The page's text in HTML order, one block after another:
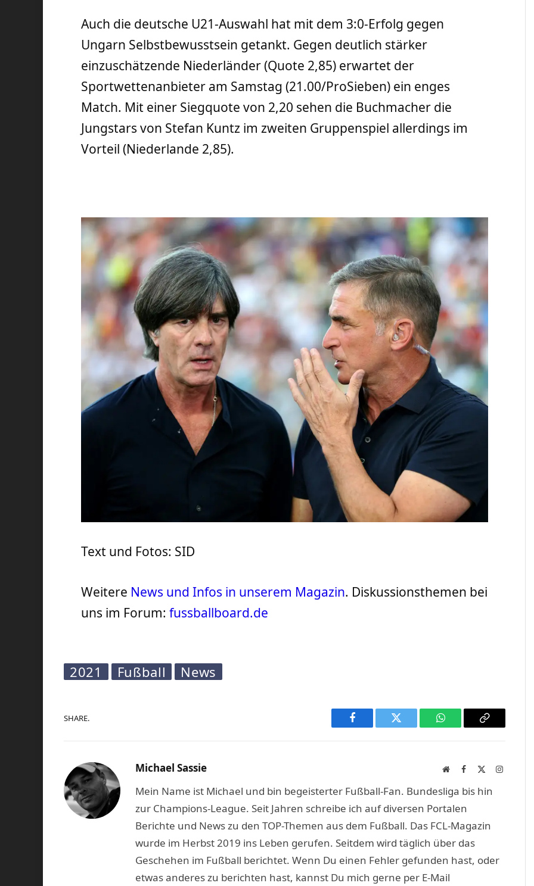
Auch die deutsche U21-Auswahl hat mit dem 3:0-Erfolg gegen
Ungarn Selbstbewusstsein getankt. Gegen deutlich stärker
einzuschätzende Niederländer (Quote 2,85) erwartet der
Sportwettenanbieter am Samstag (21.00/ProSieben) ein enges
Match. Mit einer Siegquote von 2,20 sehen die Buchmacher die
Jungstars von Stefan Kuntz im zweiten Gruppenspiel allerdings im
Vorteil (Niederlande 2,85).
Text und Fotos: SID
Weitere News und Infos in unserem Magazin. Diskussionsthemen bei
uns im Forum:fussballboard.de
2021 Fußball News
SHARE.
Facebook Twitter WhatsAppCopy
Michael Sassie WebsiteFacebook
Mein Name ist Michael und bin begeisterter Fußball-Fan. Bundesliga bis hin
zur Champions-League. Seit Jahren schreibe ich auf diversen Portalen
Berichte und News zu den TOP-Themen aus dem Fußball. Das FCL-Magazin
wurde im Herbst 2019 ins Leben gerufen. Seitdem wird täglich über das
Geschehen im Fußball berichtet. Wenn Du einen Fehler gefunden hast, oder
etwas anderes zu berichten hast, kannst Du mich gerne per E-Mail